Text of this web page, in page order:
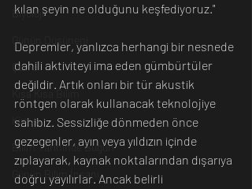
Biyoloji
Günün Düşüneni
Çevre
Kısa Kısa Bilim
Kimya
Bilim Tarihinde Bugün
Günün Bilim İnsanı
kılan şeyin ne olduğunu keşfediyoruz."
Depremler, yanlızca herhangi bir nesnede
dahili aktiviteyi ima eden gümbürtüler
değildir. Artık onları bir tür akustik
röntgen olarak kullanacak teknolojiye
sahibiz. Sessizliğe dönmeden önce
gezegenler, ayın veya yıldızın içinde
zıplayarak, kaynak noktalarından dışarıya
doğru yayılırlar. Ancak belirli